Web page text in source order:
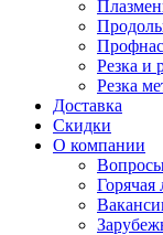
Резка и
Резка
Доставка
Скидки
О компании
Горячая